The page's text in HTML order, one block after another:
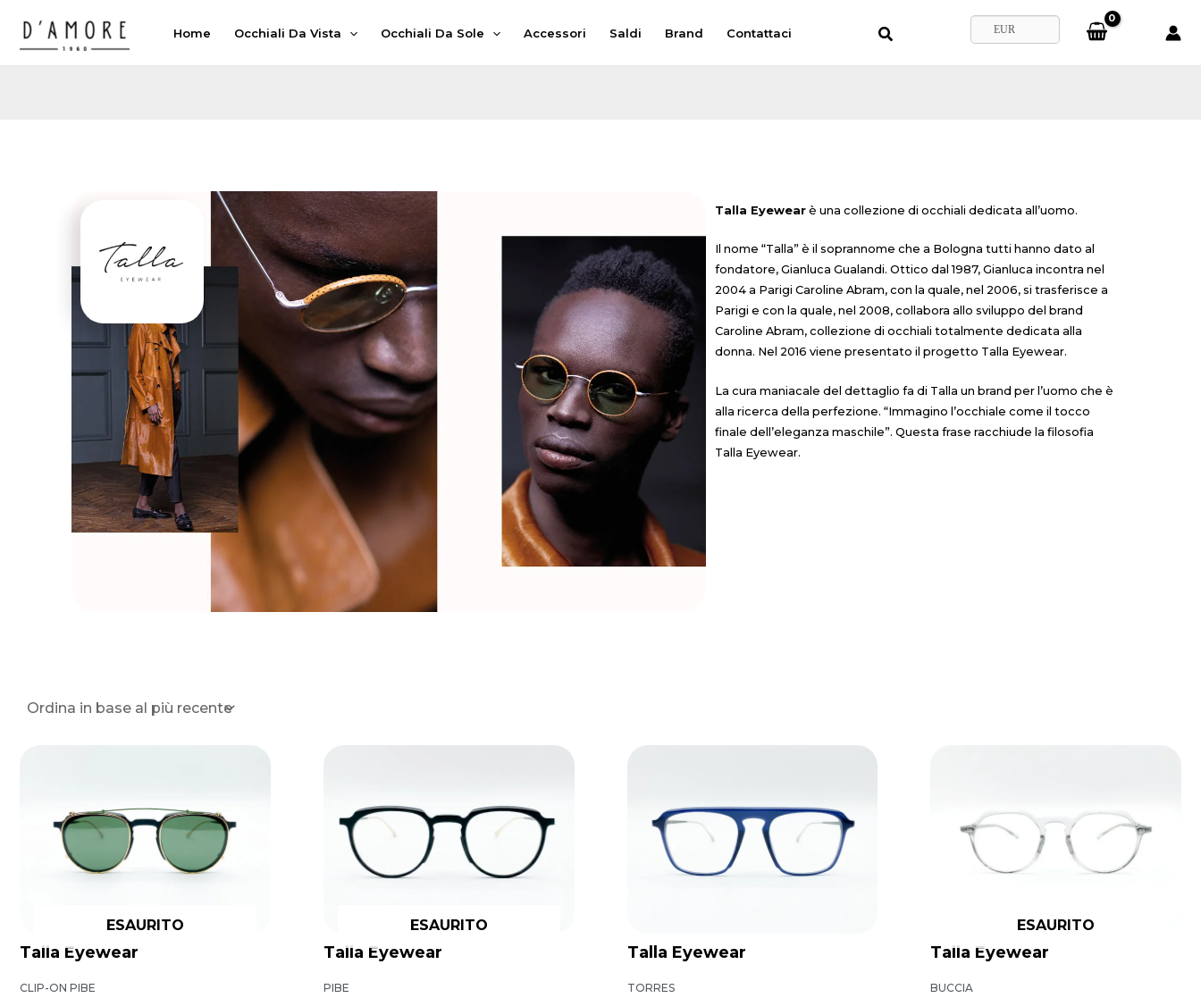
Home Occhiali Da Vista Occhiali Da Sole Accessori Saldi Brand Contattaci EUR
Talla Eyewear è una collezione di occhiali dedicata all’uomo.
Il nome “Talla” è il soprannome che a Bologna tutti hanno dato al
fondatore, Gianluca Gualandi. Ottico dal 1987, Gianluca incontra nel
2004 a Parigi Caroline Abram, con la quale, nel 2006, si trasferisce a
Parigi e con la quale, nel 2008, collabora allo sviluppo del brand
Caroline Abram, collezione di occhiali totalmente dedicata alla
donna. Nel 2016 viene presentato il progetto Talla Eyewear.
La cura maniacale del dettaglio fa di Talla un brand per l’uomo che è
alla ricerca della perfezione. “Immagino l’occhiale come il tocco
finale dell’eleganza maschile”. Questa frase racchiude la filosofia
Talla Eyewear.
Talla Eyewear
ESAURITO
CLIP-ON PIBE
Talla Eyewear
ESAURITO
PIBE
Talla Eyewear
TORRES
Talla Eyewear
ESAURITO
BUCCIA